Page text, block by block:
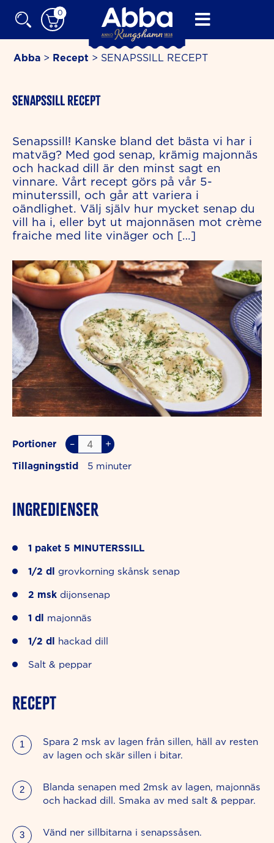
0
Abba > Recept > SENAPSSILL RECEPT
SENAPSSILL RECEPT
Senapssill! Kanske bland det bästa vi har i
matväg? Med god senap, krämig majonnäs
och hackad dill är den minst sagt en
vinnare. Vårt recept görs på vår 5-
minuterssill, och går att variera i
oändlighet. Välj själv hur mycket senap du
vill ha i, eller byt ut majonnäsen mot crème
fraiche med lite vinäger och […]
Portioner – +
Tillagningstid 5
INGREDIENSER
1 paket 5 MINUTERSSILL
1/2 dl grovkorning skånsk senap
2 msk dijonsenap
1 dl majonnäs
1/2 dl hackad dill
Salt & peppar
RECEPT
Spara 2 msk av lagen från sillen, häll av resten
av lagen och skär sillen i bitar.
Blanda senapen med 2msk av lagen, majonnäs
och hackad dill. Smaka av med salt & peppar.
Vänd ner sillbitarna i senapssåsen.